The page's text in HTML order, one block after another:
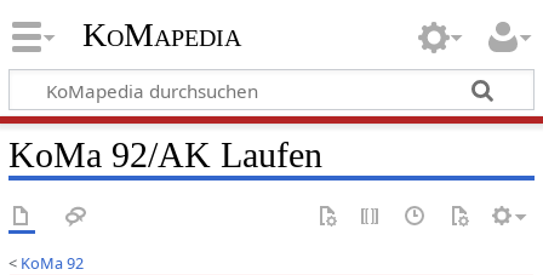
KoMapedia
KoMa 92/AK Laufen
< KoMa 92